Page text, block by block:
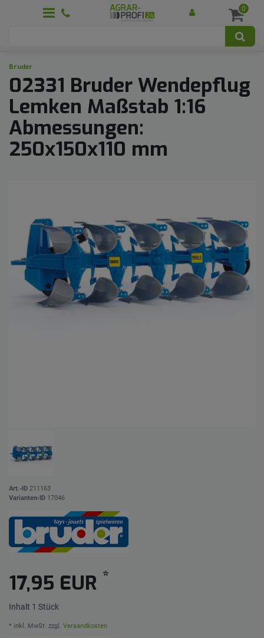
0
Bruder
02331 Bruder Wendepflug
Lemken Maßstab 1:16
Abmessungen:
250x150x110 mm
Art.-ID 211163
Varianten-ID 17046
17,95 EUR *
Inhalt 1 Stück
* inkl. MwSt. zzgl. Versandkosten